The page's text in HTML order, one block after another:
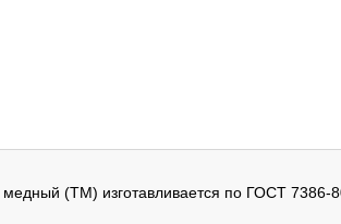
(ТМ) изготавливается по ГОСТ 7386-